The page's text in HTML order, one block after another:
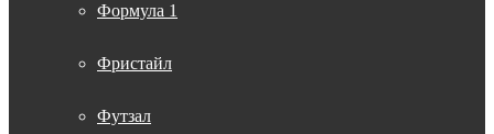
Формула 1
Фристайл
Футзал